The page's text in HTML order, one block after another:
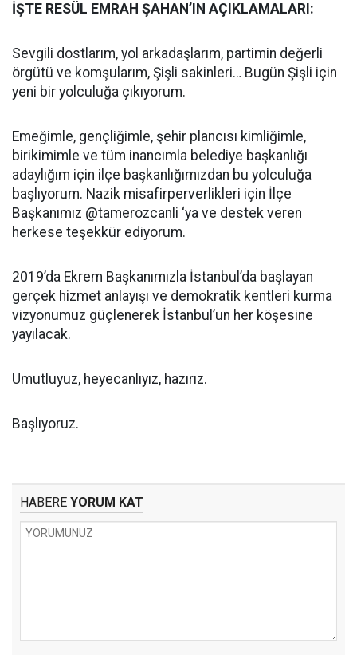
İŞTE RESÜL EMRAH ŞAHAN’IN AÇIKLAMALARI:
Sevgili dostlarım, yol arkadaşlarım, partimin değerli
örgütü ve komşularım, Şişli sakinleri… Bugün Şişli için
yeni bir yolculuğa çıkıyorum.
Emeğimle, gençliğimle, şehir plancısı kimliğimle,
birikimimle ve tüm inancımla belediye başkanlığı
adaylığım için ilçe başkanlığımızdan bu yolculuğa
başlıyorum. Nazik misafirperverlikleri için İlçe
Başkanımız @tamerozcanli ‘ya ve destek veren
herkese teşekkür ediyorum.
2019’da Ekrem Başkanımızla İstanbul’da başlayan
gerçek hizmet anlayışı ve demokratik kentleri kurma
vizyonumuz güçlenerek İstanbul’un her köşesine
yayılacak.
Umutluyuz, heyecanlıyız, hazırız.
Başlıyoruz.
HABERE YORUM KAT